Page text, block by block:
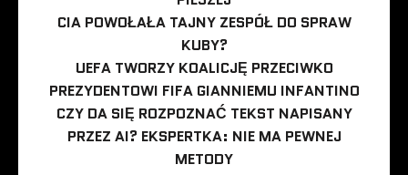
CIA POWOŁAŁA TAJNY ZESPÓŁ DO SPRAW
KUBY?
UEFA TWORZY KOALICJĘ PRZECIWKO
PREZYDENTOWI FIFA GIANNIEMU INFANTINO
CZY DA SIĘ ROZPOZNAĆ TEKST NAPISANY
PRZEZ AI? EKSPERTKA: NIE MA PEWNEJ
METODY